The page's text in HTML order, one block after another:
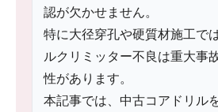
認が欠かせません。
特に大径穿孔や硬質材施工で
ルクリミッター不良は重大事
性があります。
本記事では、中古コアドリル